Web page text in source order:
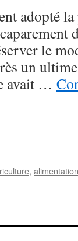
adopté
le
un
avait …
, alimentation